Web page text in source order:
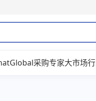
采购专家大市场